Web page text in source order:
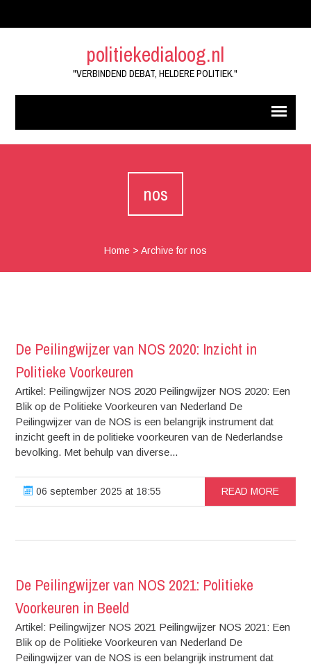
politiekedialoog.nl
"VERBINDEND DEBAT, HELDERE POLITIEK."
nos
Home> Archive for nos
De Peilingwijzer van NOS 2020: Inzicht in
Politieke Voorkeuren
Artikel: Peilingwijzer NOS 2020 Peilingwijzer NOS 2020: Een
Blik op de Politieke Voorkeuren van Nederland De
Peilingwijzer van de NOS is een belangrijk instrument dat
inzicht geeft in de politieke voorkeuren van de Nederlandse
bevolking. Met behulp van diverse...
06 september 2025 at 18:55 READ MORE
De Peilingwijzer van NOS 2021: Politieke
Voorkeuren in Beeld
Artikel: Peilingwijzer NOS 2021 Peilingwijzer NOS 2021: Een
Blik op de Politieke Voorkeuren van Nederland De
Peilingwijzer van de NOS is een belangrijk instrument dat